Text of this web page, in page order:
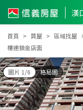
首頁 買屋 區域找屋
樓連鎖金店面
圖片 1/6 格局圖